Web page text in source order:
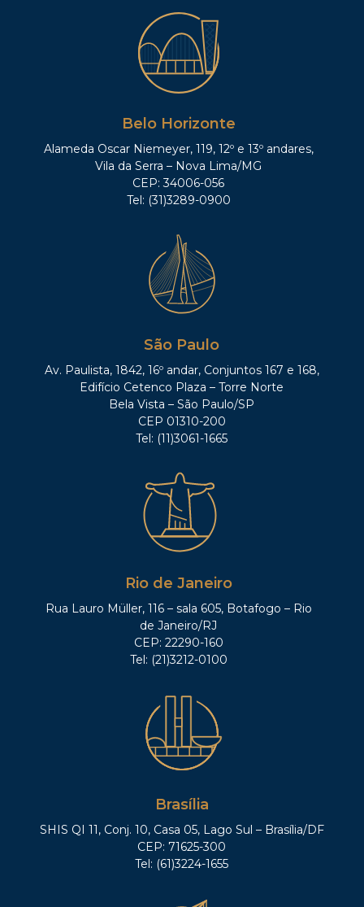
Belo Horizonte
Alameda Oscar Niemeyer, 119, 12º e 13º andares,
Vila da Serra – Nova Lima/MG
CEP: 34006-056
Tel: (31)3289-0900
São Paulo
Av. Paulista, 1842, 16º andar, Conjuntos 167 e 168,
Edifício Cetenco Plaza – Torre Norte
Bela Vista – São Paulo/SP
CEP 01310-200
Tel: (11)3061-1665
Rio de Janeiro
Rua Lauro Müller, 116 – sala 605, Botafogo – Rio
de Janeiro/RJ
CEP: 22290-160
Tel: (21)3212-0100
Brasília
SHIS QI 11, Conj. 10, Casa 05, Lago Sul – Brasília/DF
CEP: 71625-300
Tel: (61)3224-1655